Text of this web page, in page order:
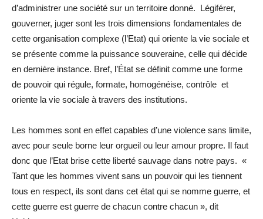
d’administrer une société sur un territoire donné. Légiférer,
gouverner, juger sont les trois dimensions fondamentales de
cette organisation complexe (l’Etat) qui oriente la vie sociale et
se présente comme la puissance souveraine, celle qui décide
en dernière instance. Bref, l’État se définit comme une forme
de pouvoir qui régule, formate, homogénéise, contrôle et
oriente la vie sociale à travers des institutions.
Les hommes sont en effet capables d’une violence sans limite,
avec pour seule borne leur orgueil ou leur amour propre. Il faut
donc que l’Etat brise cette liberté sauvage dans notre pays. «
Tant que les hommes vivent sans un pouvoir qui les tiennent
tous en respect, ils sont dans cet état qui se nomme guerre, et
cette guerre est guerre de chacun contre chacun », dit